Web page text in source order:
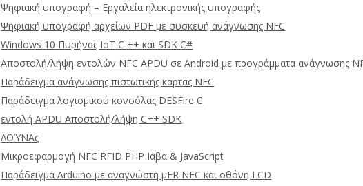
Ψηφιακή υπογραφή – Εργαλεία ηλεκτρονικής υπογραφής
Ψηφιακή υπογραφή αρχείων PDF με συσκευή ανάγνωσης NFC
Windows 10 Πυρήνας IoT C ++ και SDK C#
Αποστολή/λήψη εντολών NFC APDU σε Android με προγράμματα ανάγνωσης
Παράδειγμα ανάγνωσης πιστωτικής κάρτας NFC
Παράδειγμα λογισμικού κονσόλας DESFire C
εντολή APDU Αποστολή/λήψη C++ SDK
ΛΟΎΝΑς
Μικροεφαρμογή NFC RFID PHP Ιάβα & JavaScript
Παράδειγμα Arduino με αναγνώστη μFR NFC και οθόνη LCD